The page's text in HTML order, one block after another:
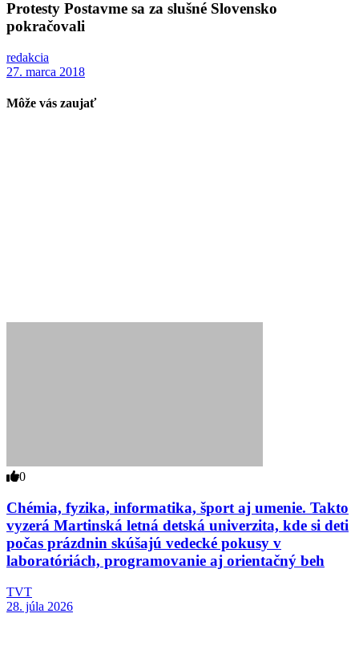
Protesty Postavme sa za slušné Slovensko
pokračovali
redakcia
27. marca 2018
Môže vás zaujať
0
Chémia, fyzika, informatika, šport aj umenie. Takto
vyzerá Martinská letná detská univerzita, kde si deti
počas prázdnin skúšajú vedecké pokusy v
laboratóriách, programovanie aj orientačný beh
TVT
28. júla 2026